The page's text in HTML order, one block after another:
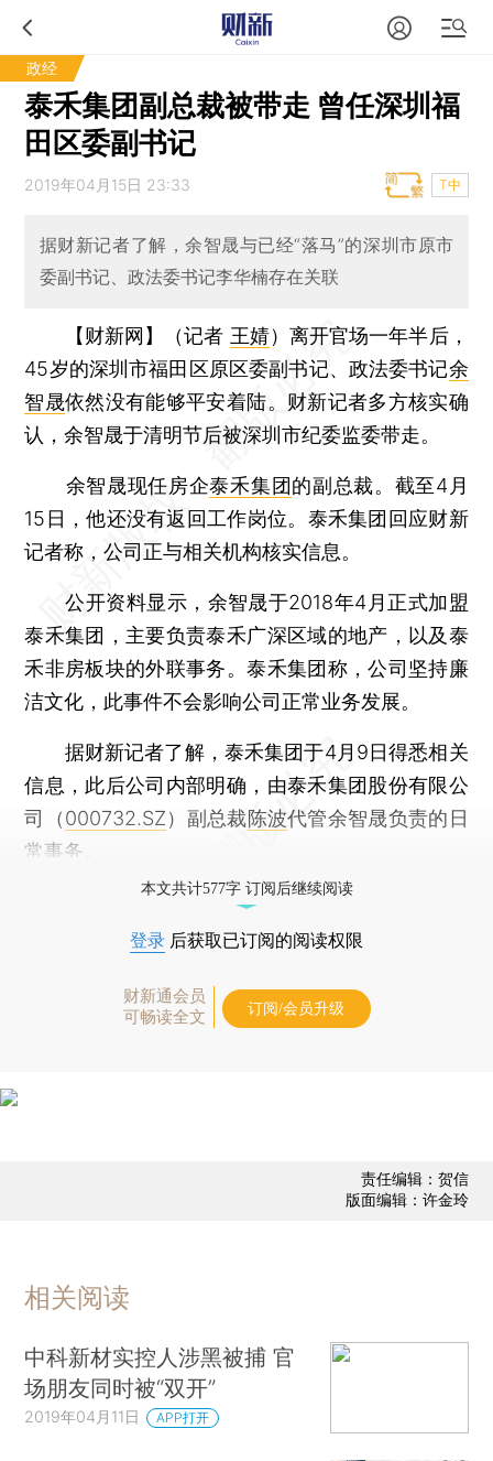
政经
泰禾集团副总裁被带走 曾任深圳福
田区委副书记
2019年04月15日 23:33 T中
据财新记者了解，余智晟与已经“落马”的深圳市原市
委副书记、政法委书记李华楠存在关联
【财新网】（记者 王婧） 离开官场一年半后，
45岁的深圳市福田区原区委副书记、政法委书记余
智晟依然没有能够平安着陆。财新记者多方核实确
认，余智晟于清明节后被深圳市纪委监委带走。
余智晟现任房企泰禾集团的副总裁。截至4月
15日，他还没有返回工作岗位。泰禾集团回应财新
记者称，公司正与相关机构核实信息。
公开资料显示，余智晟于2018年4月正式加盟
泰禾集团，主要负责泰禾广深区域的地产，以及泰
禾非房板块的外联事务。泰禾集团称，公司坚持廉
洁文化，此事件不会影响公司正常业务发展。
据财新记者了解，泰禾集团于4月9日得悉相关
信息，此后公司内部明确，由泰禾集团股份有限公
司（000732.SZ）副总裁陈波代管余智晟负责的日
常事务。
本文共计577字 订阅后继续阅读
登录 后获取已订阅的阅读权限
财新通会员
可畅读全文
订阅/会员升级
责任编辑：贺信
版面编辑：许金玲
相关阅读
中科新材实控人涉黑被捕 官
场朋友同时被“双开”
2019年04月11日 APP打开